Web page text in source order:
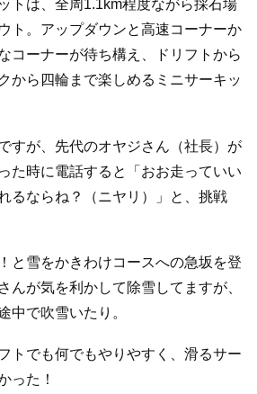
トは、全周1.1km程度ながら採石場
ト。アップダウンと高速コーナーか
コーナーが待ち構え、ドリフトから
から四輪まで楽しめるミニサーキッ
すが、先代のオヤジさん（社長）が
た時に電話すると「おお走っていい
るならね？（ニヤリ）」と、挑戦
と雪をかきわけコースへの急坂を登
んが気を利かして除雪してますが、
中で吹雪いたり。
トでも何でもやりやすく、滑るサー
った！